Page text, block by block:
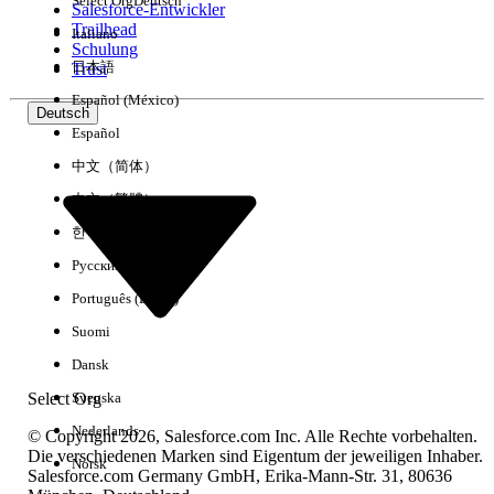
Erfahrung
Keine Ergebnisse
Salesforce-Entwickler
Trailhead
Schulung
Trust
Deutsch
Select Org
Italiano
日本語
Español (México)
Español
中文（简体）
中文（繁體）
한국어
Русский
Português (Brasil)
Suomi
Dansk
Svenska
Nederlands
Norsk
© Copyright 2026, Salesforce.com Inc. Alle Rechte vorbehalten.
Die verschiedenen Marken sind Eigentum der jeweiligen Inhaber.
Salesforce.com Germany GmbH, Erika-Mann-Str. 31, 80636